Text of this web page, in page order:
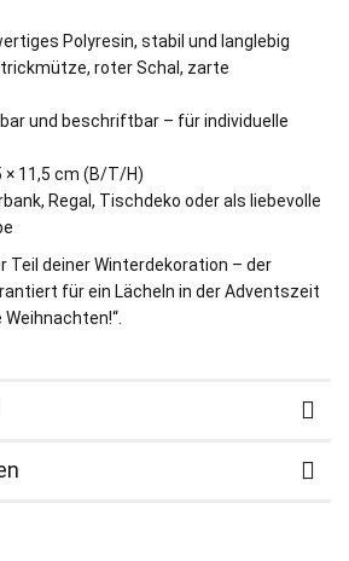
Polyresin, stabil und langlebig
roter Schal, zarte
und beschriftbar – für individuelle
× 11,5 cm (B/T/H)
Regal, Tischdeko oder als liebevolle
Teil deiner Winterdekoration – der
für ein Lächeln in der Adventszeit